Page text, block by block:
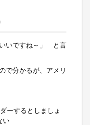
いいですね～」 と言
で分かるが、アメリ
ーするとしましょ
い